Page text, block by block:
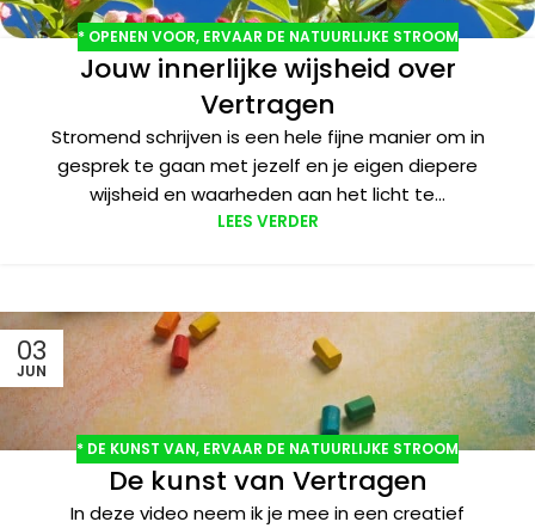
* OPENEN VOOR, ERVAAR DE NATUURLIJKE STROOM
Jouw innerlijke wijsheid over
Vertragen
Stromend schrijven is een hele fijne manier om in
gesprek te gaan met jezelf en je eigen diepere
wijsheid en waarheden aan het licht te...
LEES VERDER
03
JUN
* DE KUNST VAN, ERVAAR DE NATUURLIJKE STROOM
De kunst van Vertragen
In deze video neem ik je mee in een creatief